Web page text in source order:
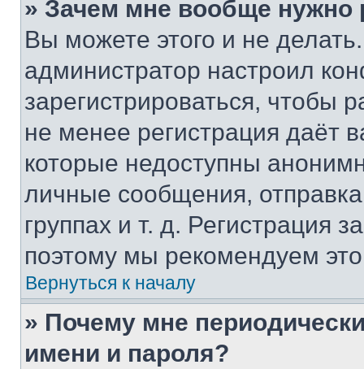
» Зачем мне вообще нужно
Вы можете этого и не
администратор настроил
зарегистрироваться, чтобы
не менее регистрация даёт
которые недоступны
личные сообщения,
группах и т. д. Регистрация
поэтому мы рекомендуем
Вернуться к началу
» Почему мне
имени и пароля?